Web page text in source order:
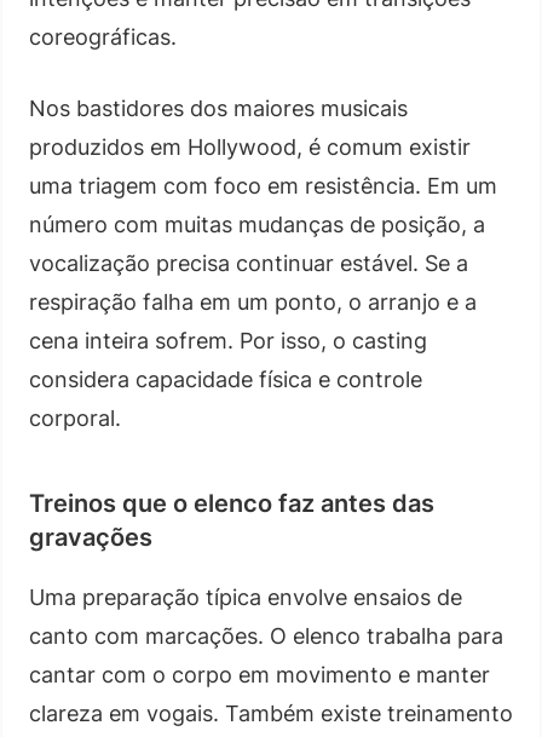
coreográficas.
Nos bastidores dos maiores musicais
produzidos em Hollywood, é comum existir
uma triagem com foco em resistência. Em um
número com muitas mudanças de posição, a
vocalização precisa continuar estável. Se a
respiração falha em um ponto, o arranjo e a
cena inteira sofrem. Por isso, o casting
considera capacidade física e controle
corporal.
Treinos que o elenco faz antes das
gravações
Uma preparação típica envolve ensaios de
canto com marcações. O elenco trabalha para
cantar com o corpo em movimento e manter
clareza em vogais. Também existe treinamento